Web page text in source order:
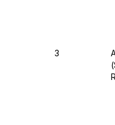
3